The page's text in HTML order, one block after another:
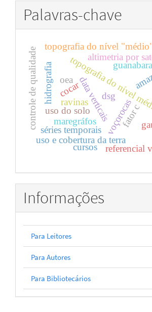
Palavras-chave
data verticais
topografia do nível
voçorocas
ravinas
uso do solo
altimetria por
topografia do nível
uso e cobertura da terra
controle de qualidade
referencial
séries temporais
maregráfos
hidrografia cocar dsg
fator c
oea
cursos
guanabara
Informações
Para Leitores
Para Autores
Para Bibliotecários